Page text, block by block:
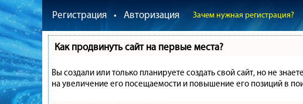
Регистрация • Авторизация Зачем нужная регистрация?
Как продвинуть сайт на первые места?
Вы создали или только планируете создать свой сайт, но не
на увеличение его посещаемости и повышение его позиций в